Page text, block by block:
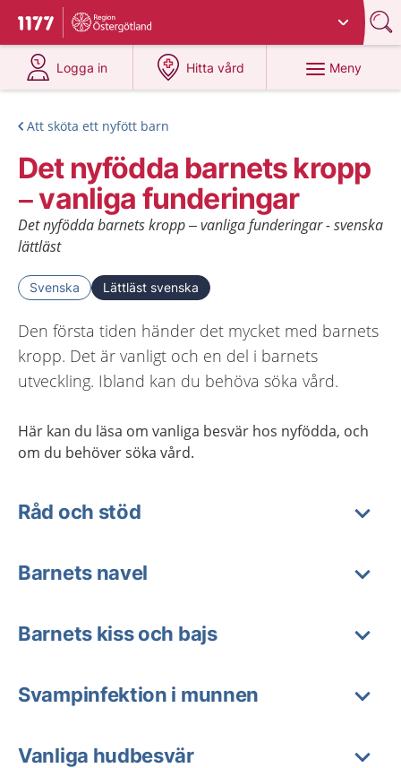
Till startsidan för 1177
Du har valt region
Logga in
på 1177.se
Hitta vård
på 1177.se
Meny
Att sköta ett nyfött barn
Det nyfödda barnets kropp
– vanliga funderingar
Det nyfödda barnets kropp – vanliga funderingar - svenska
lättläst
Svenska Lättläst svenska
Den första tiden händer det mycket med barnets
kropp. Det är vanligt och en del i barnets
utveckling. Ibland kan du behöva söka vård.
Här kan du läsa om vanliga besvär hos nyfödda, och
om du behöver söka vård.
Råd och stöd
Barnets navel
Barnets kiss och bajs
Svampinfektion i munnen
Vanliga hudbesvär